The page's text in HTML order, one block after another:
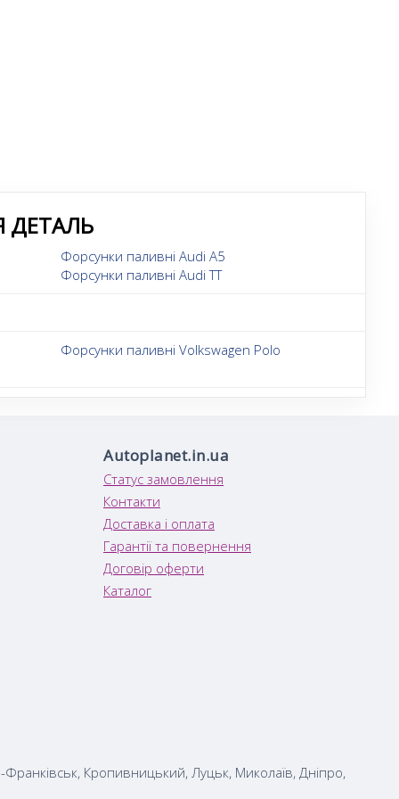
ДЕТАЛЬ
Форсунки паливні Audi A5
Форсунки паливні Audi TT
Форсунки паливні Volkswagen Polo
Autoplanet.in.ua
Статус замовлення
Контакти
Доставка і оплата
Гарантії та повернення
Договір оферти
Каталог
Франківськ, Кропивницький, Луцьк, Миколаїв, Дніпро,